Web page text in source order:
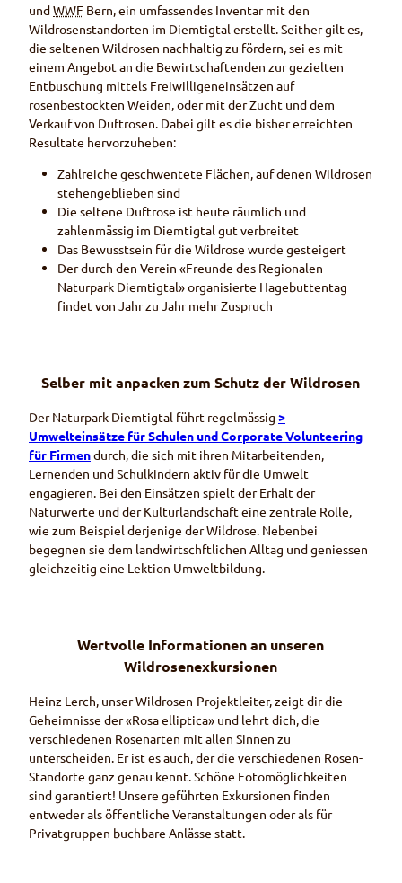
undWWF Bern, ein umfassendes Inventar mit den
Wildrosenstandorten im Diemtigtal erstellt. Seither gilt es,
die seltenen Wildrosen nachhaltig zu fördern, sei es mit
einem Angebot an die Bewirtschaftenden zur gezielten
Entbuschung mittels Freiwilligeneinsätzen auf
rosenbestockten Weiden, oder mit der Zucht und dem
Verkauf von Duftrosen. Dabei gilt es die bisher erreichten
Resultate hervorzuheben:
Zahlreiche geschwentete Flächen, auf denen Wildrosen
stehengeblieben sind
Die seltene Duftrose ist heute räumlich und
zahlenmässig im Diemtigtal gut verbreitet
Das Bewusstsein für die Wildrose wurde gesteigert
Der durch den Verein «Freunde des Regionalen
Naturpark Diemtigtal» organisierte Hagebuttentag
findet von Jahr zu Jahr mehr Zuspruch
Selber mit anpacken zum Schutz der Wildrosen
Der Naturpark Diemtigtal führt regelmässig >
Umwelteinsätze für Schulen undCorporate Volunteering
für Firmendurch, die sich mit ihren Mitarbeitenden,
Lernenden und Schulkindern aktiv für die Umwelt
engagieren. Bei den Einsätzen spielt der Erhalt der
Naturwerte und der Kulturlandschaft eine zentrale Rolle,
wie zum Beispiel derjenige der Wildrose. Nebenbei
begegnen sie dem landwirtschftlichen Alltag und geniessen
gleichzeitig eine Lektion Umweltbildung.
Wertvolle Informationen an unseren
Wildrosenexkursionen
Heinz Lerch, unser Wildrosen-Projektleiter, zeigt dir die
Geheimnisse der «Rosa elliptica» und lehrt dich, die
verschiedenen Rosenarten mit allen Sinnen zu
unterscheiden. Er ist es auch, der die verschiedenen Rosen-
Standorte ganz genau kennt. Schöne Fotomöglichkeiten
sind garantiert! Unsere geführten Exkursionen finden
entweder als öffentliche Veranstaltungen oder als für
Privatgruppen buchbare Anlässe statt.